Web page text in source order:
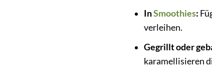
InSmoothies:
verleihen.
Gegrillt oder
karamellisieren